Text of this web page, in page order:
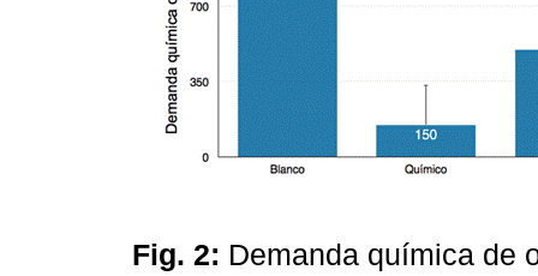
Fig. 2: Demanda química de